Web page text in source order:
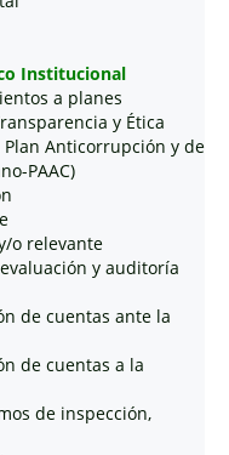
Institucional
a planes
y Ética
Plan Anticorrupción y de
PAAC)
o relevante
y auditoría
de cuentas ante la
de cuentas a la
de inspección,